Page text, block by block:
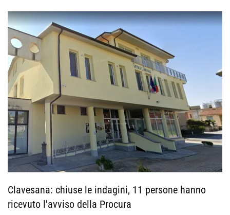
Clavesana: chiuse le indagini, 11 persone hanno
ricevuto l'avviso della Procura